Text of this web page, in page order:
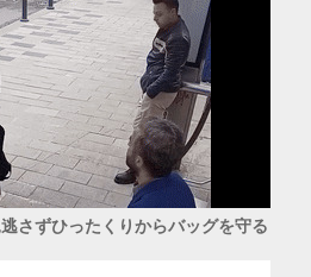
さずひったくりからバッグを守る